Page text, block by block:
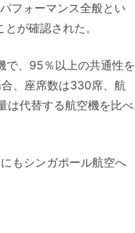
フォーマンス全般とい
が確認された。
で、95％以上の共通性を
、座席数は330席、航
は代替する航空機を比べ
もシンガポール航空へ